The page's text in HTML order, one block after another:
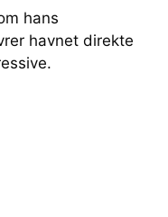
hans
havnet direkte